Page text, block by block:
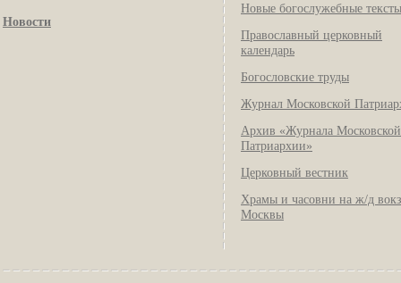
Новости
Новые богослужебные тексты
Православный церковный
календарь
Богословские труды
Журнал Московской
Архив «Журнала Московской
Патриархии»
Церковный вестник
Храмы и часовни на ж/д
Москвы